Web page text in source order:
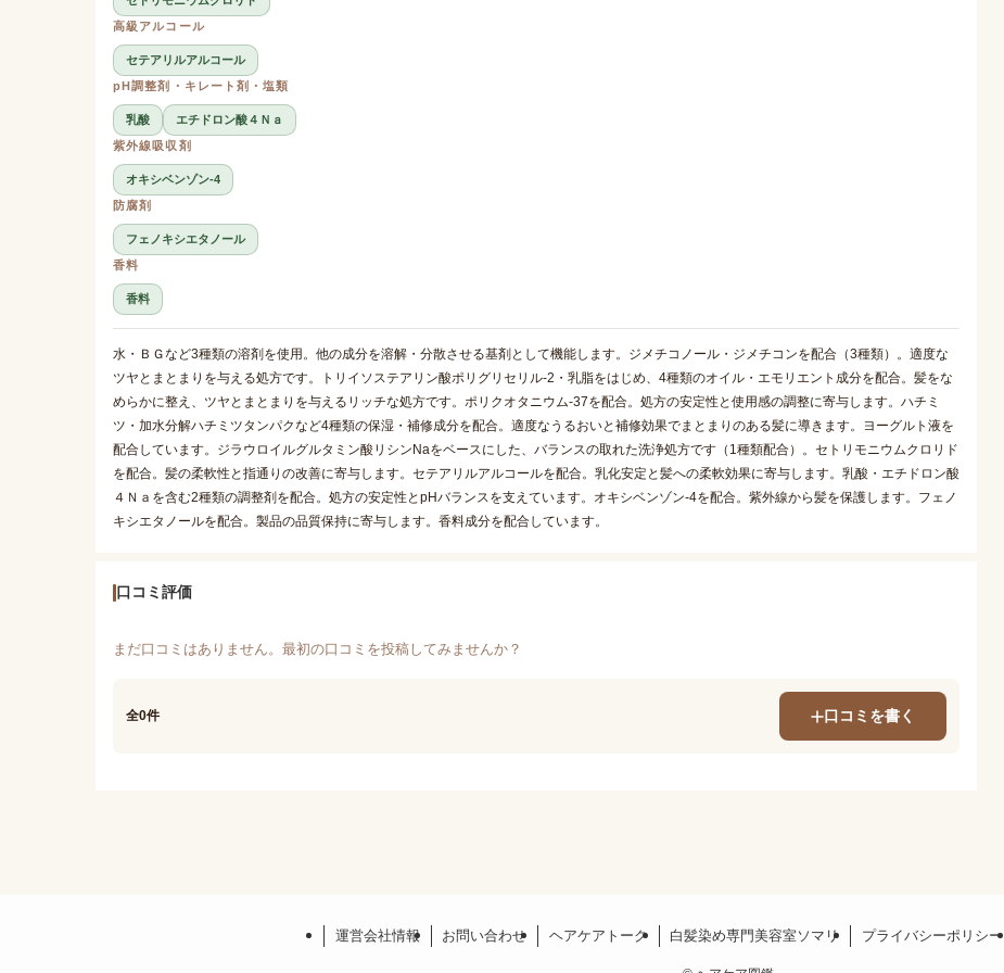
高級アルコール
セテアリルアルコール
pH調整剤・キレート剤・塩類
乳酸
エチドロン酸４Ｎａ
紫外線吸収剤
オキシベンゾン-4
防腐剤
フェノキシエタノール
香料
香料
水・ＢＧなど3種類の溶剤を使用。他の成分を溶解・分散させる基剤として機能します。ジメチコノール・ジメチコンを配合（3種類）。適度な
ツヤとまとまりを与える処方です。トリイソステアリン酸ポリグリセリル-2・乳脂をはじめ、4種類のオイル・エモリエント成分を配合。髪をな
めらかに整え、ツヤとまとまりを与えるリッチな処方です。ポリクオタニウム-37を配合。処方の安定性と使用感の調整に寄与します。ハチミ
ツ・加水分解ハチミツタンパクなど4種類の保湿・補修成分を配合。適度なうるおいと補修効果でまとまりのある髪に導きます。ヨーグルト液を
配合しています。ジラウロイルグルタミン酸リシンNaをベースにした、バランスの取れた洗浄処方です（1種類配合）。セトリモニウムクロリド
を配合。髪の柔軟性と指通りの改善に寄与します。セテアリルアルコールを配合。乳化安定と髪への柔軟効果に寄与します。乳酸・エチドロン酸
４Ｎａを含む2種類の調整剤を配合。処方の安定性とpHバランスを支えています。オキシベンゾン-4を配合。紫外線から髪を保護します。フェノ
キシエタノールを配合。製品の品質保持に寄与します。香料成分を配合しています。
口コミ評価
まだ口コミはありません。最初の口コミを投稿してみませんか？
全0件 口コミを書く
運営会社情報 お問い合わせ ヘアケアトーク 白髪染め専門美容室ソマリ プライバシーポリシー